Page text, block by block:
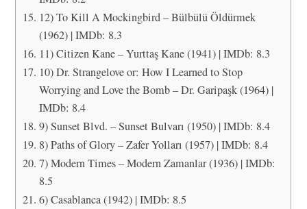
12) To Kill A Mockingbird – Bülbülü Öldürmek
(1962) | IMDb: 8.3
11) Citizen Kane – Yurttaş Kane (1941) | IMDb: 8.3
10) Dr. Strangelove or: How I Learned to Stop
Worrying and Love the Bomb – Dr. Garipaşk (1964) |
IMDb: 8.4
9) Sunset Blvd. – Sunset Bulvarı (1950) | IMDb: 8.4
8) Paths of Glory – Zafer Yolları (1957) | IMDb: 8.4
7) Modern Times – Modern Zamanlar (1936) | IMDb:
8.5
6) Casablanca (1942) | IMDb: 8.5